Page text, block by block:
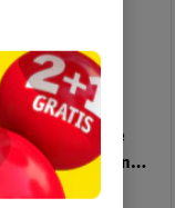
Care Invisible
Deodorant